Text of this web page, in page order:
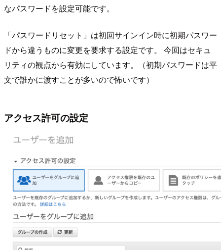
なパスワードを設定可能です。
「パスワードリセット」は初回サインイン時に初期パスワー
ドから違うものに変更を要求する設定です。 今回はセキュ
リティの観点から有効にしています。（初期パスワードは平
文で誰かに渡すことが多いので怖いです）
アクセス許可の設定